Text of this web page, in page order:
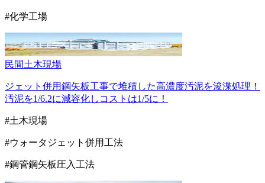
#化学工場
民間土木現場
ジェット併用鋼矢板工事で堆積した高濃度汚泥を浚渫処理！
汚泥を1/6.2に減容化しコストは1/5に！
#土木現場
#ウォータジェット併用工法
#鋼管鋼矢板圧入工法